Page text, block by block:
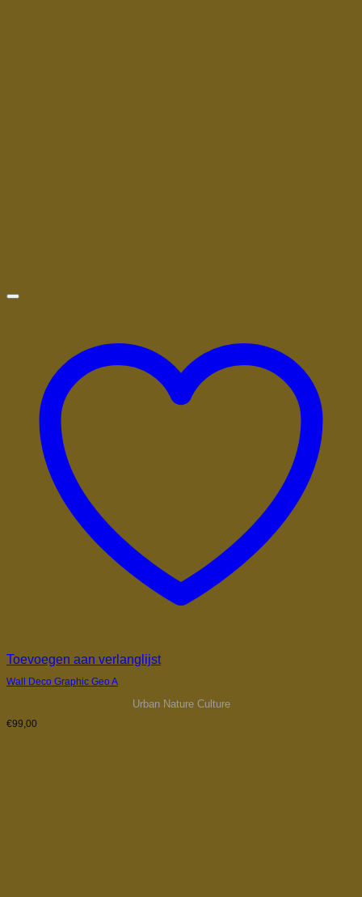
Toevoegen aan verlanglijst
Wall Deco Graphic Geo A
Urban Nature Culture
€99,00